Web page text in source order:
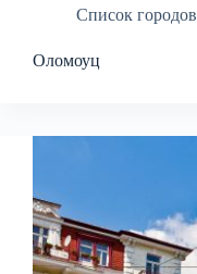
Список городов
Оломоуц